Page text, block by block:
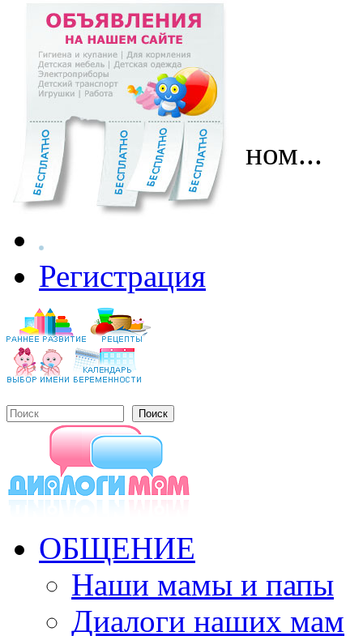
Перейти к основному содержанию
Поговорим о главном...
Вход
Регистрация
Форма поиска
ОБЩЕНИЕ
Наши мамы и папы
Диалоги наших мам